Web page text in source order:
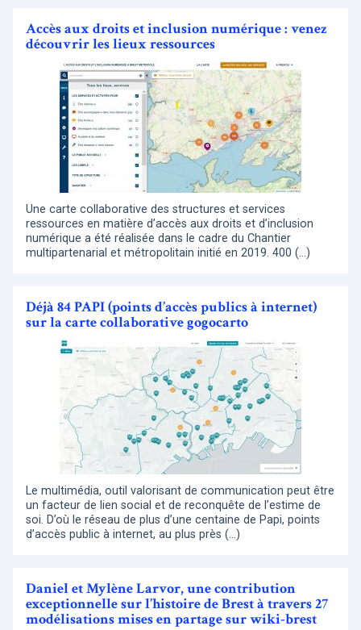
Accès aux droits et inclusion numérique : venez
découvrir les lieux ressources
Une carte collaborative des structures et services
ressources en matière d’accès aux droits et d’inclusion
numérique a été réalisée dans le cadre du Chantier
multipartenarial et métropolitain initié en 2019. 400 (…)
Déjà 84 PAPI (points d’accès publics à internet)
sur la carte collaborative gogocarto
Le multimédia, outil valorisant de communication peut être
un facteur de lien social et de reconquête de l’estime de
soi. D’où le réseau de plus d’une centaine de Papi, points
d’accès public à internet, au plus près (…)
Daniel et Mylène Larvor, une contribution
exceptionnelle sur l’histoire de Brest à travers 27
modélisations mises en partage sur wiki-brest